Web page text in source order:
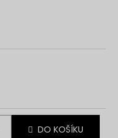
DO KOŠÍKU